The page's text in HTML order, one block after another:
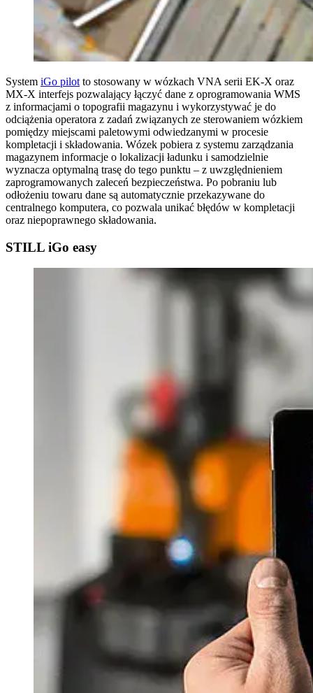
System iGo pilot to stosowany w wózkach VNA serii EK-X oraz
MX-X interfejs pozwalający łączyć dane z oprogramowania WMS
z informacjami o topografii magazynu i wykorzystywać je do
odciążenia operatora z zadań związanych ze sterowaniem wózkiem
pomiędzy miejscami paletowymi odwiedzanymi w procesie
kompletacji i składowania. Wózek pobiera z systemu zarządzania
magazynem informacje o lokalizacji ładunku i samodzielnie
wyznacza optymalną trasę do tego punktu – z uwzględnieniem
zaprogramowanych zaleceń bezpieczeństwa. Po pobraniu lub
odłożeniu towaru dane są automatycznie przekazywane do
centralnego komputera, co pozwala unikać błędów w kompletacji
oraz niepoprawnego składowania.
STILL iGo easy